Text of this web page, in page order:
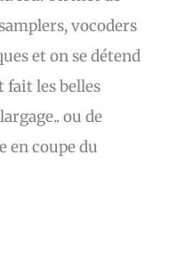
vocoders
et on se détend
fait les belles
ou de
en coupe du